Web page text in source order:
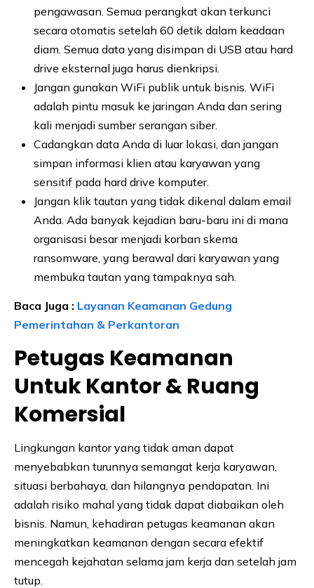
pengawasan. Semua perangkat akan terkunci
secara otomatis setelah 60 detik dalam keadaan
diam. Semua data yang disimpan di USB atau hard
drive eksternal juga harus dienkripsi.
Jangan gunakan WiFi publik untuk bisnis. WiFi
adalah pintu masuk ke jaringan Anda dan sering
kali menjadi sumber serangan siber.
Cadangkan data Anda di luar lokasi, dan jangan
simpan informasi klien atau karyawan yang
sensitif pada hard drive komputer.
Jangan klik tautan yang tidak dikenal dalam email
Anda. Ada banyak kejadian baru-baru ini di mana
organisasi besar menjadi korban skema
ransomware, yang berawal dari karyawan yang
membuka tautan yang tampaknya sah.
Baca Juga : Layanan Keamanan Gedung
Pemerintahan & Perkantoran
Petugas Keamanan
Untuk Kantor & Ruang
Komersial
Lingkungan kantor yang tidak aman dapat
menyebabkan turunnya semangat kerja karyawan,
situasi berbahaya, dan hilangnya pendapatan. Ini
adalah risiko mahal yang tidak dapat diabaikan oleh
bisnis. Namun, kehadiran petugas keamanan akan
meningkatkan keamanan dengan secara efektif
mencegah kejahatan selama jam kerja dan setelah jam
tutup.